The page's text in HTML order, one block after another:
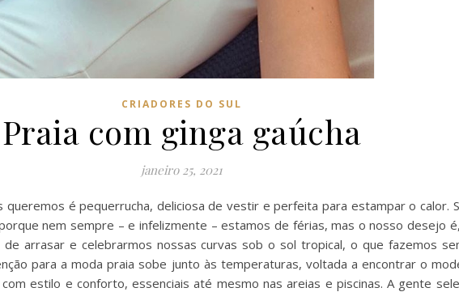
CRIADORES DO SUL
Praia com ginga gaúcha
janeiro 25, 2021
queremos é pequerrucha, deliciosa de vestir e perfeita para estampar o calor.
nem sempre – e infelizmente – estamos de férias, mas o nosso desejo
de arrasar e celebrarmos nossas curvas sob o sol tropical, o que fazemos
para a moda praia sobe junto às temperaturas, voltada a encontrar o
estilo e conforto, essenciais até mesmo nas areias e piscinas. A gente